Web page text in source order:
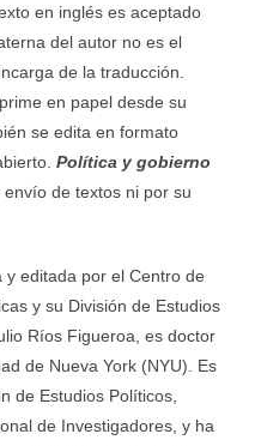
en inglés es aceptado
del autor no es el
de la traducción.
en papel desde su
se edita en formato
Política y gobierno
de textos ni por su
y editada por el Centro de
y su División de Estudios
Ríos Figueroa, es doctor
de Nueva York (NYU). Es
de Estudios Políticos,
de Investigadores, y ha